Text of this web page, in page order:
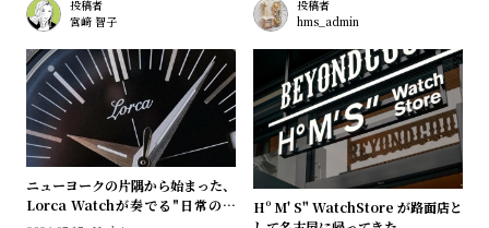
質
問
わ
せ
投稿者
宮﨑 智子
投稿者
hms_admin
ニューヨークの片隅から始まった、
Lorca Watchが奏でる"日常のロ
Hº M' S" WatchStore が路面店と